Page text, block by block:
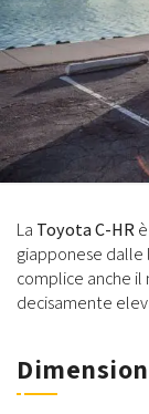
La Toyota C-HR
giapponese dalle
complice anche
decisamente